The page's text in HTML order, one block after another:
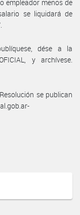
empleador menos de
se liquidará de
dése a la
y archívese.
se publican